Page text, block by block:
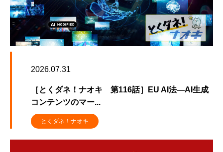
2026.07.31
［とくダネ！ナオキ 第116話］EU AI法―AI生成
コンテンツのマー...
とくダネ！ナオキ